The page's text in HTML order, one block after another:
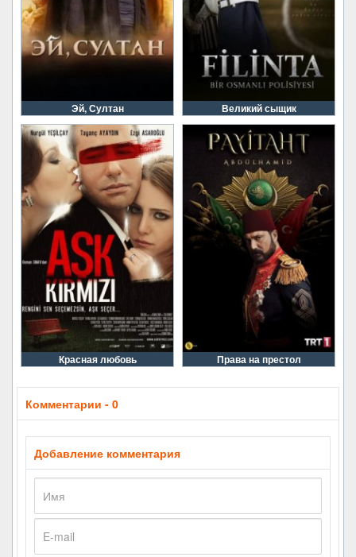
Эй, Султан Великий сыщик
Красная любовь Права на престол
Комментарии - 0
Добавление комментария